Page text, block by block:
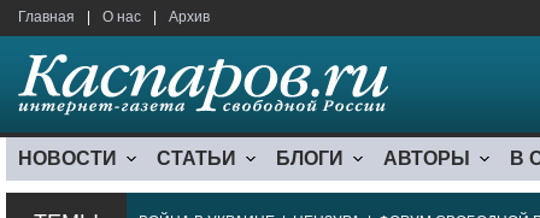
Главная О нас Архив
НОВОСТИ СТАТЬИ БЛОГИ АВТОРЫ В